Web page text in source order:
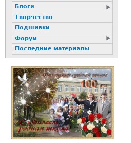
Блоги
Творчество
Подшивки
Форум
Последние материалы